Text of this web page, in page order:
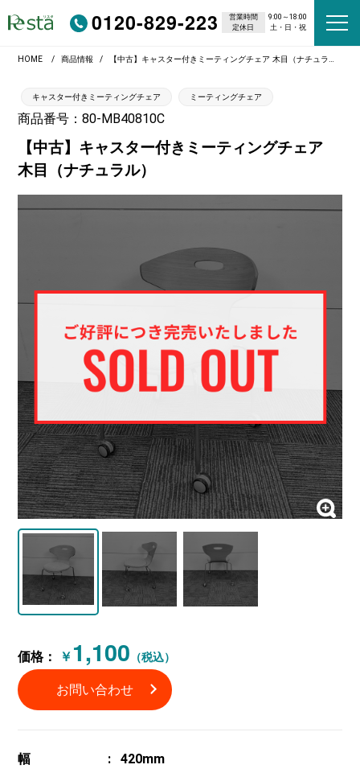
0120-829-223 営業時間
9:00～18:00
定休日
土・日・祝
HOME 商品情報 【中古】キャスター付きミーティングチェア 木目（ナチュラル）
キャスター付きミーティングチェア ミーティングチェア
商品番号：80-MB40810C
【中古】キャスター付きミーティングチェア
木目（ナチュラル）
価格： ￥ 1,100 （税込）
お問い合わせ
幅
420mm